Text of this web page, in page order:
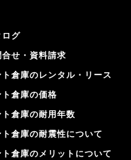
ログ
合せ・資料請求
ト倉庫のレンタル・リース
ト倉庫の価格
ト倉庫の耐用年数
ト倉庫の耐震性について
ト倉庫のメリットについて